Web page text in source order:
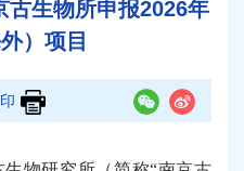
古生物所申报2026年
）项目